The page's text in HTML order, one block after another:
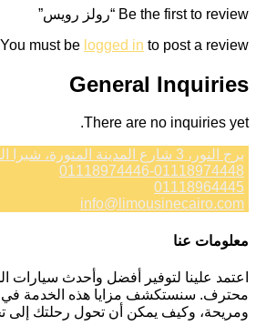
Be the first to review “رولز رويس”
You must be logged in to post a review.
General Inquiries
There are no inquiries yet.
برج النور، 3 شارع المدينة المنورة، شبرا الخيمة، مصر
01118974446-01118974448
01118964445
info@limousinecairo.com
معلومات عنا
اعتمد علينا لتوفير أفضل وأحدث سيارات
محترف. سنستكشف مزايا هذه الخدمة في
ومريحة، وكيف يمكن أن تحول رحلتك إلى